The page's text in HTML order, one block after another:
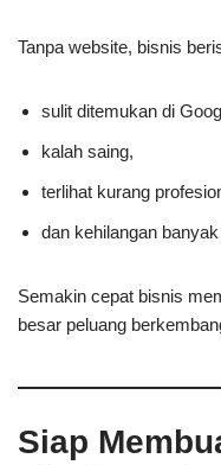
Tanpa website, bisnis
sulit ditemukan di
kalah saing,
terlihat kurang
dan kehilangan
Semakin cepat bisnis
besar peluang
Siap